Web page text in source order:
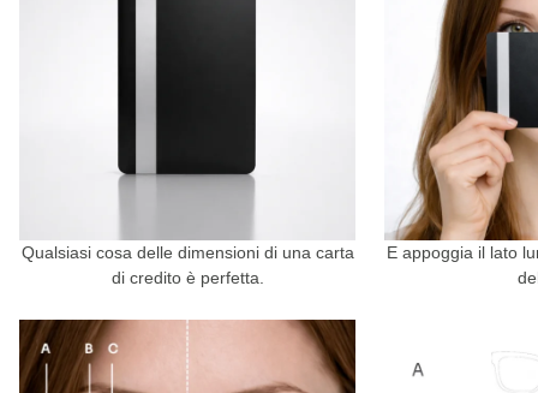
Qualsiasi cosa delle dimensioni di una carta
di credito è perfetta.
E appoggia il lato